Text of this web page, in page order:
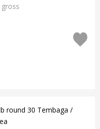
gross
round 30 Tembaga /